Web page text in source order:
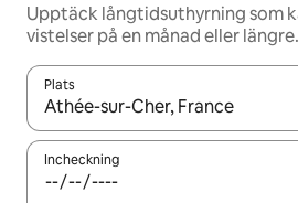
Upptäck långtidsuthyrning som
vistelser på en månad eller längre.
Plats
När resultaten är tillgängliga kan
Incheckning